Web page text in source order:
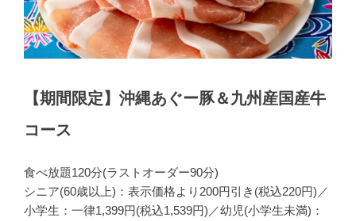
【期間限定】沖縄あぐー豚＆九州産国産牛
コース
食べ放題120分(ラストオーダー90分)
シニア(60歳以上)：表示価格より200円引き(税込220円)／
小学生：一律1,399円(税込1,539円)／幼児(小学生未満)：